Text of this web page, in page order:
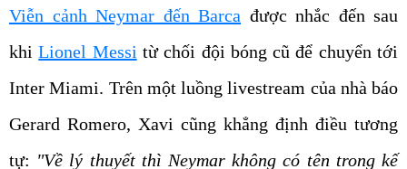
Viễn cảnh Neymar đến Barca được nhắc đến sau
khiLionel Messi từ chối đội bóng cũ để chuyển tới
Inter Miami. Trên một luồng livestream của nhà báo
Gerard Romero, Xavi cũng khẳng định điều tương
tự: "Về lý thuyết thì Neymar không có tên trong kế